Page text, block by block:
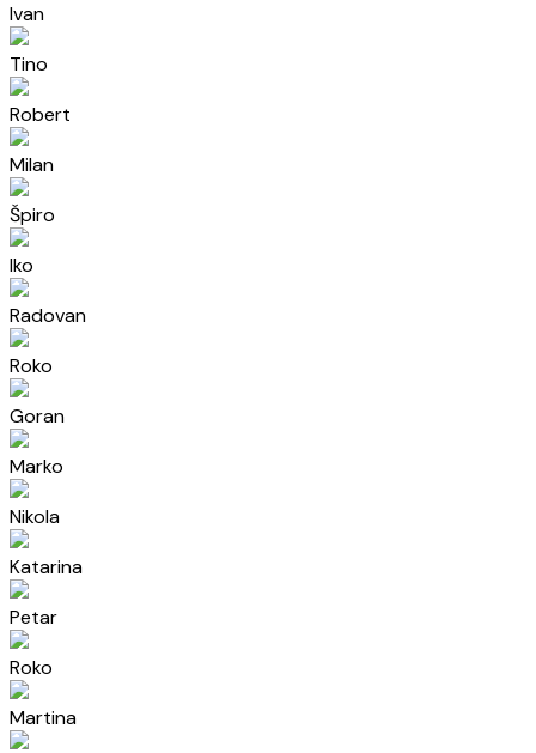
Ivan
Tino
Robert
Milan
Špiro
Iko
Radovan
Roko
Goran
Marko
Nikola
Katarina
Petar
Roko
Martina